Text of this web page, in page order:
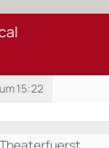
15:22